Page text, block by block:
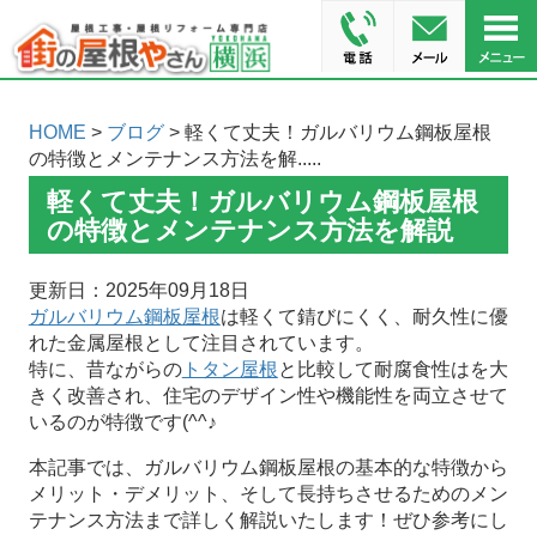
HOME > ブログ> 軽くて丈夫！ガルバリウム鋼板屋根
の特徴とメンテナンス方法を解.....
軽くて丈夫！ガルバリウム鋼板屋根
の特徴とメンテナンス方法を解説
更新日：2025年09月18日
ガルバリウム鋼板屋根は軽くて錆びにくく、耐久性に優
れた金属屋根として注目されています。
特に、昔ながらのトタン屋根と比較して耐腐食性はを大
きく改善され、住宅のデザイン性や機能性を両立させて
いるのが特徴です(^^♪
本記事では、ガルバリウム鋼板屋根の基本的な特徴から
メリット・デメリット、そして長持ちさせるためのメン
テナンス方法まで詳しく解説いたします！ぜひ参考にし